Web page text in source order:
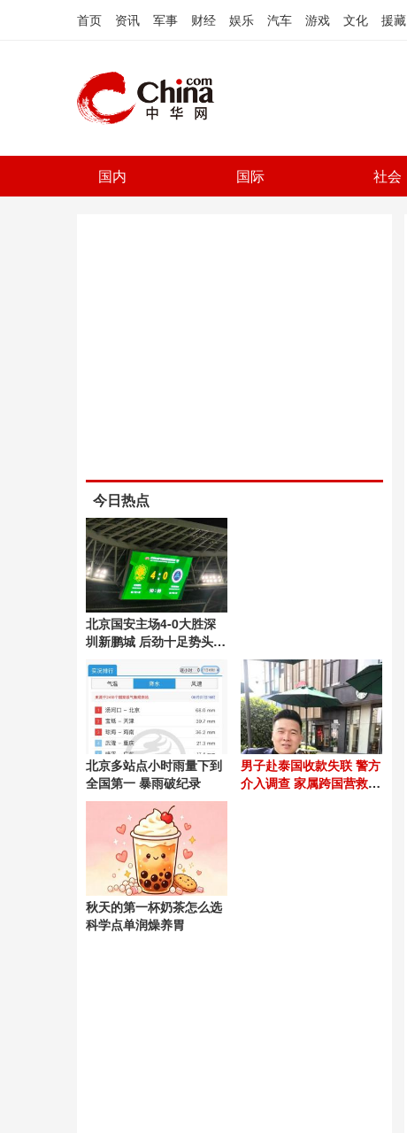
首页 资讯 军事 财经 娱乐 汽车 游戏 文化 援藏
国内 国际 社会
今日热点
北京国安主场4-0大胜深
圳新鹏城 后劲十足势头良
北京多站点小时雨量下到
全国第一 暴雨破纪录
男子赴泰国收款失联 警方
介入调查 家属跨国营救54
秋天的第一杯奶茶怎么选
科学点单润燥养胃